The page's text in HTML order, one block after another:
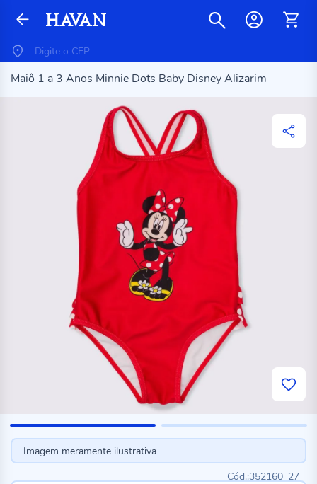
Maiô 1 a 3 Anos Minnie Dots Baby Disney Alizarim
Imagem meramente ilustrativa
352160_27